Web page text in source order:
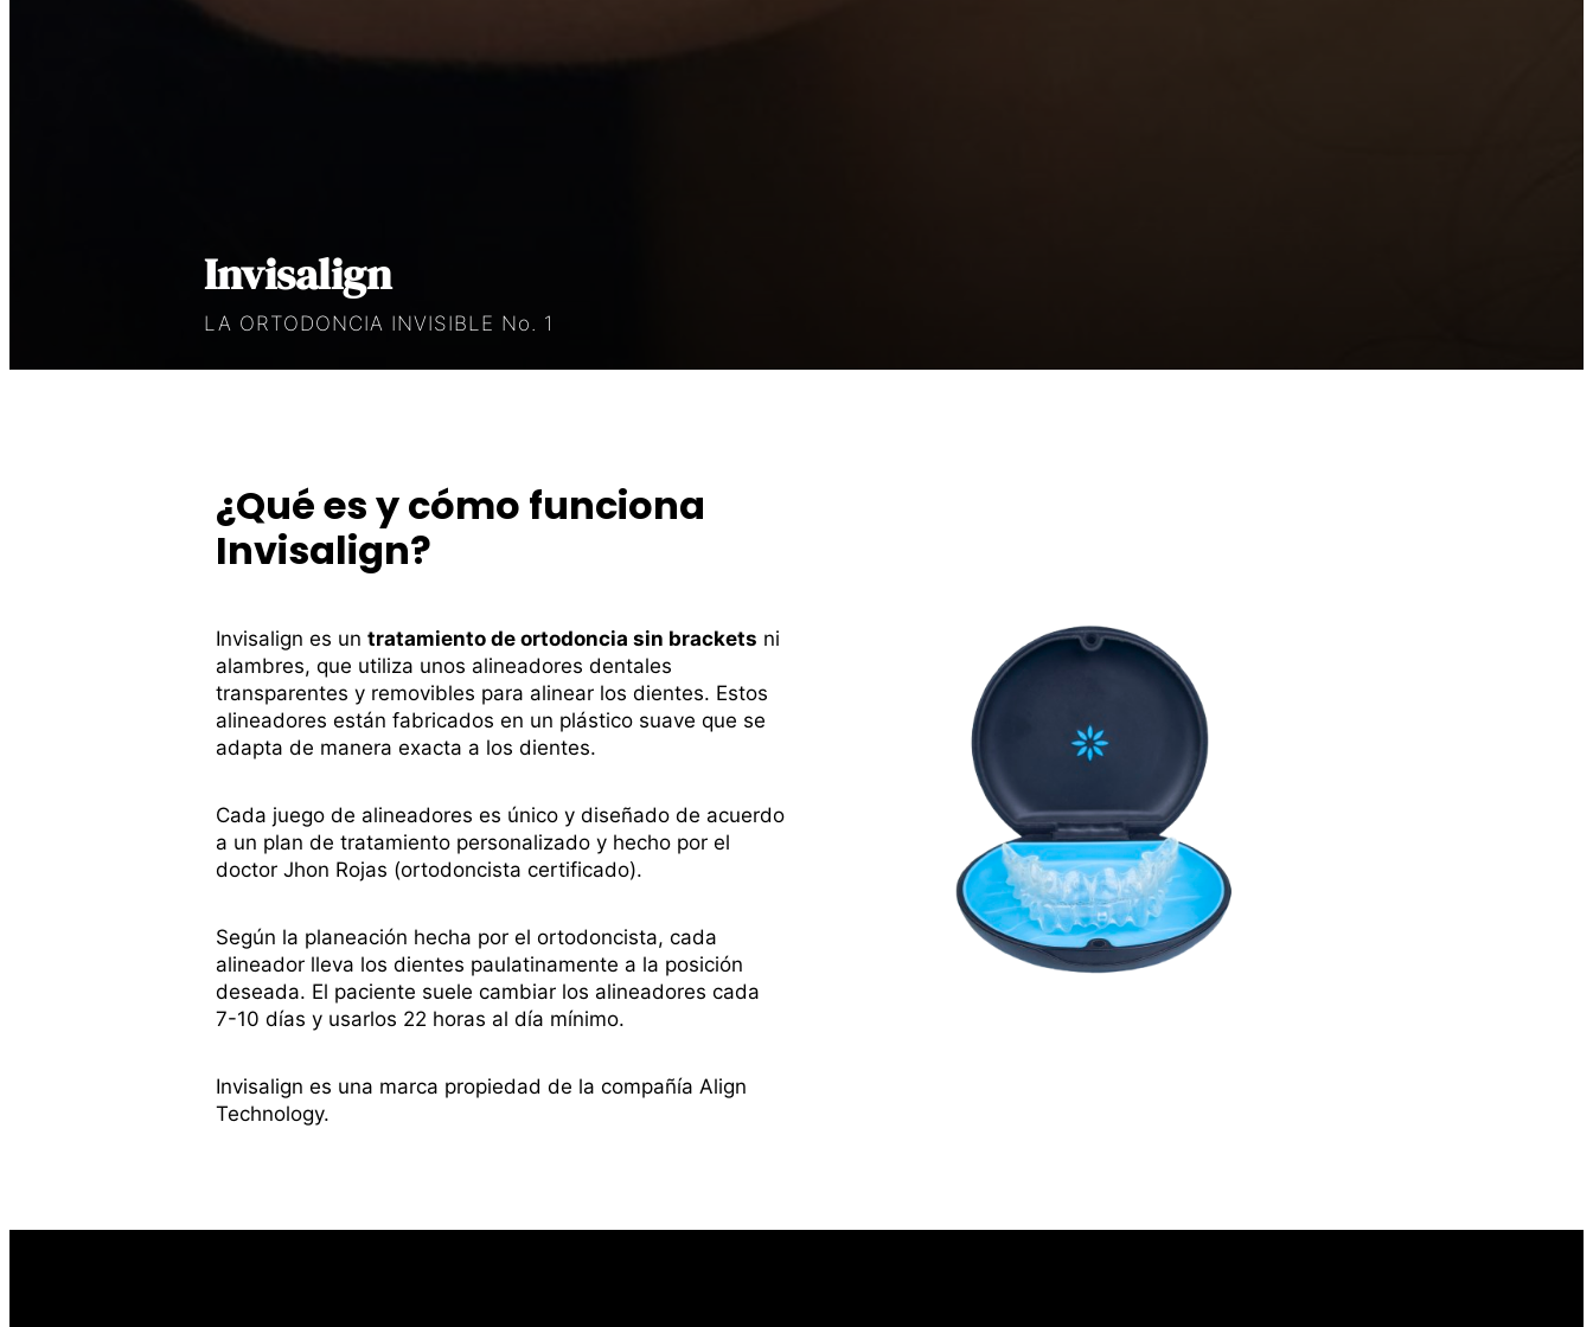
Invisalign
LA ORTODONCIA INVISIBLE No. 1
¿Qué es y cómo funciona
Invisalign?
Invisalign es un tratamiento de ortodoncia sin brackets ni
alambres, que utiliza unos alineadores dentales
transparentes y removibles para alinear los dientes. Estos
alineadores están fabricados en un plástico suave que se
adapta de manera exacta a los dientes.
Cada juego de alineadores es único y diseñado de acuerdo
a un plan de tratamiento personalizado y hecho por el
doctor Jhon Rojas (ortodoncista certificado).
Según la planeación hecha por el ortodoncista, cada
alineador lleva los dientes paulatinamente a la posición
deseada. El paciente suele cambiar los alineadores cada
7-10 días y usarlos 22 horas al día mínimo.
Invisalign es una marca propiedad de la compañía Align
Technology.